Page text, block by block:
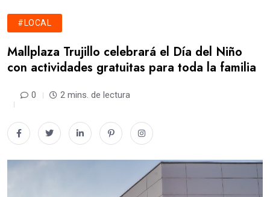
#LOCAL
Mallplaza Trujillo celebrará el Día del Niño
con actividades gratuitas para toda la familia
0 2 mins. de lectura